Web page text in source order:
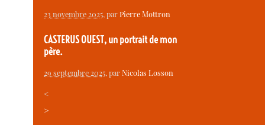
23 novembre 2025, parPierre Mottron
CASTERUS OUEST, un portrait de mon
père.
29 septembre 2025, parNicolas Losson
<
>